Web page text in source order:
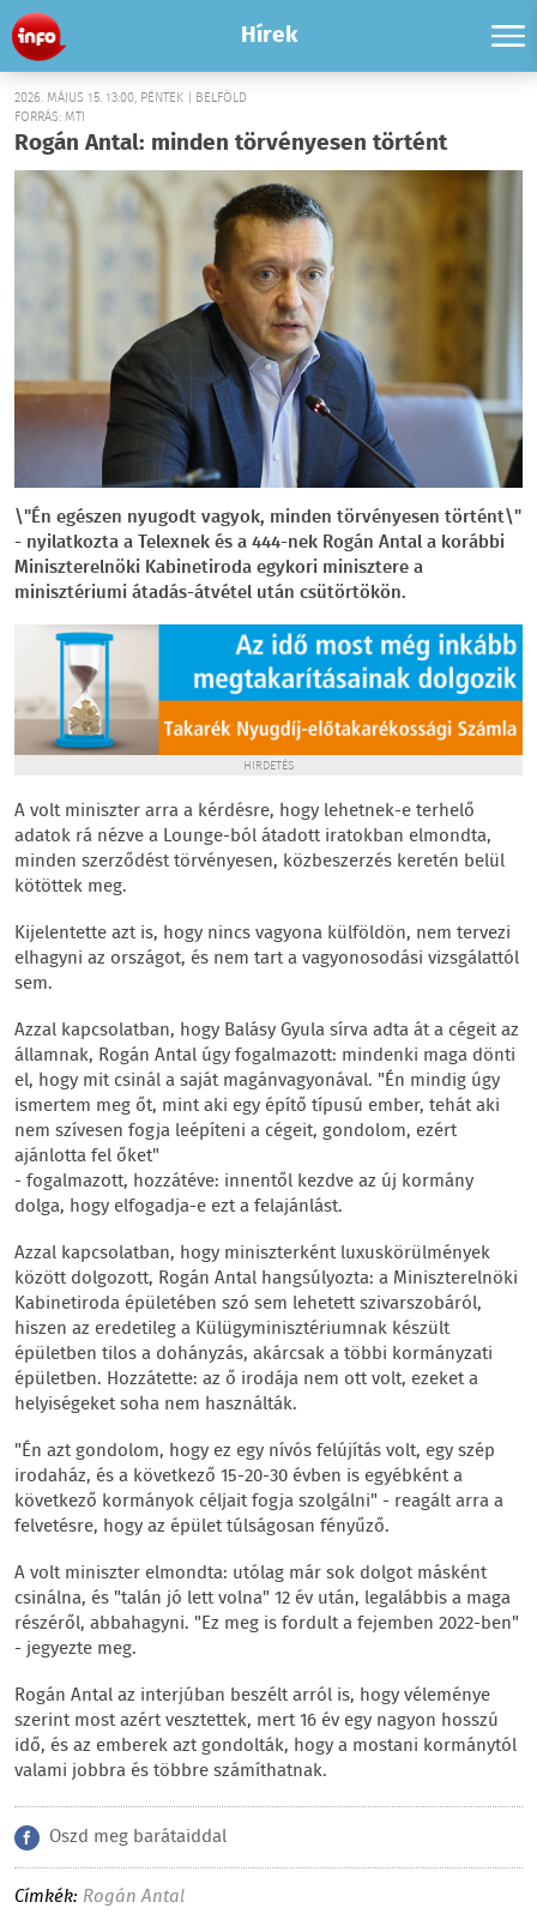
Hírek
2026. MÁJUS 15. 13:00, PÉNTEK | BELFÖLD
FORRÁS: MTI
Rogán Antal: minden törvényesen történt
\"Én egészen nyugodt vagyok, minden törvényesen történt\"
- nyilatkozta a Telexnek és a 444-nek Rogán Antal a korábbi
Miniszterelnöki Kabinetiroda egykori minisztere a
minisztériumi átadás-átvétel után csütörtökön.
HIRDETÉS
A volt miniszter arra a kérdésre, hogy lehetnek-e terhelő
adatok rá nézve a Lounge-ból átadott iratokban elmondta,
minden szerződést törvényesen, közbeszerzés keretén belül
kötöttek meg.
Kijelentette azt is, hogy nincs vagyona külföldön, nem tervezi
elhagyni az országot, és nem tart a vagyonosodási vizsgálattól
sem.
Azzal kapcsolatban, hogy Balásy Gyula sírva adta át a cégeit az
államnak, Rogán Antal úgy fogalmazott: mindenki maga dönti
el, hogy mit csinál a saját magánvagyonával. "Én mindig úgy
ismertem meg őt, mint aki egy építő típusú ember, tehát aki
nem szívesen fogja leépíteni a cégeit, gondolom, ezért
ajánlotta fel őket"
- fogalmazott, hozzátéve: innentől kezdve az új kormány
dolga, hogy elfogadja-e ezt a felajánlást.
Azzal kapcsolatban, hogy miniszterként luxuskörülmények
között dolgozott, Rogán Antal hangsúlyozta: a Miniszterelnöki
Kabinetiroda épületében szó sem lehetett szivarszobáról,
hiszen az eredetileg a Külügyminisztériumnak készült
épületben tilos a dohányzás, akárcsak a többi kormányzati
épületben. Hozzátette: az ő irodája nem ott volt, ezeket a
helyiségeket soha nem használták.
"Én azt gondolom, hogy ez egy nívós felújítás volt, egy szép
irodaház, és a következő 15-20-30 évben is egyébként a
következő kormányok céljait fogja szolgálni" - reagált arra a
felvetésre, hogy az épület túlságosan fényűző.
A volt miniszter elmondta: utólag már sok dolgot másként
csinálna, és "talán jó lett volna" 12 év után, legalábbis a maga
részéről, abbahagyni. "Ez meg is fordult a fejemben 2022-ben"
- jegyezte meg.
Rogán Antal az interjúban beszélt arról is, hogy véleménye
szerint most azért vesztettek, mert 16 év egy nagyon hosszú
idő, és az emberek azt gondolták, hogy a mostani kormánytól
valami jobbra és többre számíthatnak.
Oszd meg barátaiddal
Címkék: Rogán Antal